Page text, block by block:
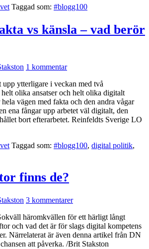
Taggad som: #blogg100
vs känsla – vad berör
1 kommentar
upp ytterligare i veckan med två
olika ansatser och helt olika digitalt
vägen med fakta och den andra vågar
ena fångar upp arbetet väl digitalt, den
bort efterarbetet. Reinfeldts Sverige LO
Taggad som: #blogg100, digital politik,
finns de?
3 kommentarer
häromkvällen för ett härligt långt
och vad det är för slags digital kompetens
Närrelaterat är även denna artikel från DN
att påverka. /Brit Stakston